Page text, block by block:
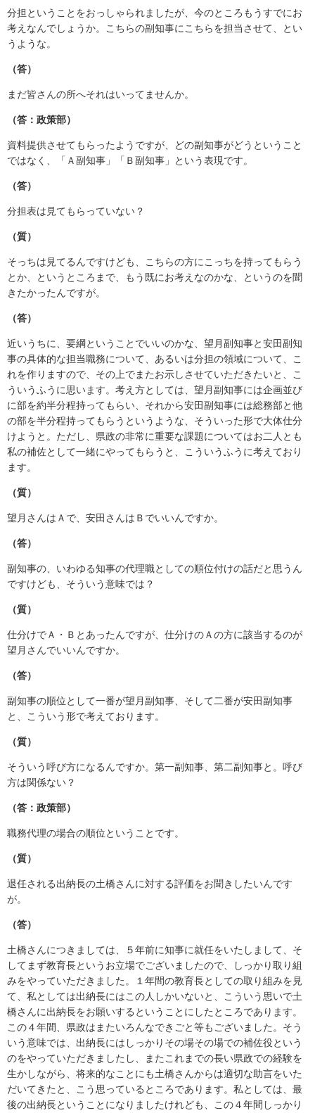
分担ということをおっしゃられましたが、今のところもうすでにお
考えなんでしょうか。こちらの副知事にこちらを担当させて、とい
うような。
（答）
まだ皆さんの所へそれはいってませんか。
（答：政策部）
資料提供させてもらったようですが、どの副知事がどうということ
ではなく、「Ａ副知事」「Ｂ副知事」という表現です。
（答）
分担表は見てもらっていない？
（質）
そっちは見てるんですけども、こちらの方にこっちを持ってもらう
とか、というところまで、もう既にお考えなのかな、というのを聞
きたかったんですが。
（答）
近いうちに、要綱ということでいいのかな、望月副知事と安田副知
事の具体的な担当職務について、あるいは分担の領域について、こ
れを作りますので、その上でまたお示しさせていただきたいと、こ
ういうふうに思います。考え方としては、望月副知事には企画並び
に部を約半分程持ってもらい、それから安田副知事には総務部と他
の部を半分程持ってもらうというような、そういった形で大体仕分
けようと。ただし、県政の非常に重要な課題についてはお二人とも
私の補佐として一緒にやってもらうと、こういうふうに考えており
ます。
（質）
望月さんはＡで、安田さんはＢでいいんですか。
（答）
副知事の、いわゆる知事の代理職としての順位付けの話だと思うん
ですけども、そういう意味では？
（質）
仕分けでＡ・Ｂとあったんですが、仕分けのＡの方に該当するのが
望月さんでいいんですか。
（答）
副知事の順位として一番が望月副知事、そして二番が安田副知事
と、こういう形で考えております。
（質）
そういう呼び方になるんですか。第一副知事、第二副知事と。呼び
方は関係ない？
（答：政策部）
職務代理の場合の順位ということです。
（質）
退任される出納長の土橋さんに対する評価をお聞きしたいんです
が。
（答）
土橋さんにつきましては、５年前に知事に就任をいたしまして、そ
してまず教育長というお立場でございましたので、しっかり取り組
みをやっていただきました。１年間の教育長としての取り組みを見
て、私としては出納長にはこの人しかいないと、こういう思いで土
橋さんに出納長をお願いするということにしたところであります。
この４年間、県政はまたいろんなできごと等もございました。そう
いう意味では、出納長にはしっかりその場その場での補佐役という
のをやっていただきましたし、またこれまでの長い県政での経験を
生かしながら、将来的なことにも土橋さんからは適切な助言をいた
だいてきたと、こう思っているところであります。私としては、最
後の出納長ということになりましたけれども、この４年間しっかり